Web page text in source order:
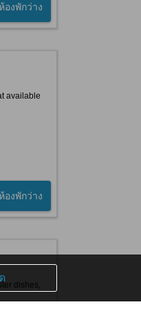
องพักว่าง
available
องพักว่าง
dishes,